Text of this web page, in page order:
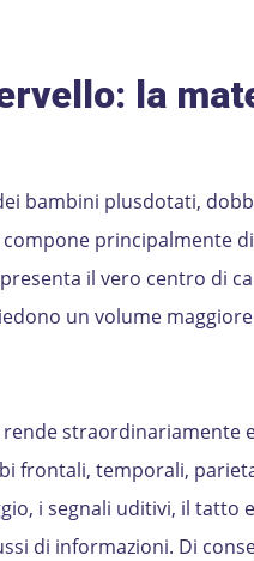
la
bambini plusdotati,
principalmente
il vero centro di
un volume
straordinariamente
frontali, temporali,
i segnali uditivi, il
di informazioni. Di